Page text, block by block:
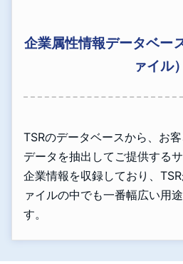
企業属性情報データベー
ァイル）
TSRのデータベースから、お
データを抽出してご提供する
企業情報を収録しており、
ァイルの中でも一番幅広い用
す。